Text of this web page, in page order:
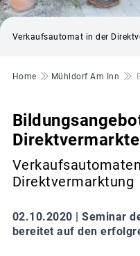
Verkaufsautomat in der
Pfadnavigation
Home Mühldorf Am Inn
Direktvermarktung
02.10.2020 | Seminar
bereitet auf den